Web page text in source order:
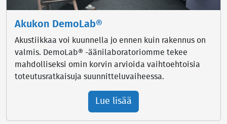
Akukon DemoLab®
Akustiikkaa voi kuunnella jo ennen kuin rakennus on
valmis. DemoLab® -äänilaboratoriomme tekee
mahdolliseksi omin korvin arvioida vaihtoehtoisia
toteutusratkaisuja suunnitteluvaiheessa.
Lue lisää